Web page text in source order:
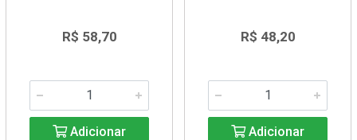
R$ 58,70
Adicionar
R$ 48,20
Adicionar